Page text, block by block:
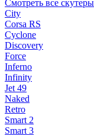
Смотреть все
City
Corsa RS
Cyclone
Discovery
Force
Inferno
Infinity
Jet 49
Naked
Retro
Smart 2
Smart 3